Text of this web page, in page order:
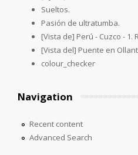
Sueltos.
Pasión de ultratumba.
[Vista de] Perú - Cuzco - 1.
[Vista del] Puente en
colour_checker
Navigation
Recent content
Advanced Search